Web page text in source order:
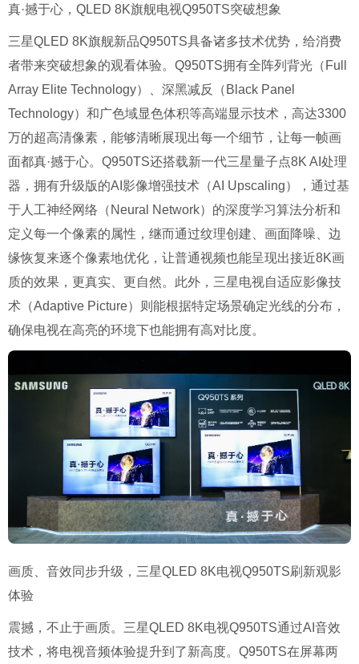
真·撼于心，QLED 8K旗舰电视Q950TS突破想象
三星QLED 8K旗舰新品Q950TS具备诸多技术优势，给消费
者带来突破想象的观看体验。Q950TS拥有全阵列背光（Full
Array Elite Technology）、深黑减反（Black Panel
Technology）和广色域显色体积等高端显示技术，高达3300
万的超高清像素，能够清晰展现出每一个细节，让每一帧画
面都真·撼于心。Q950TS还搭载新一代三星量子点8K AI处理
器，拥有升级版的AI影像增强技术（AI Upscaling），通过基
于人工神经网络（Neural Network）的深度学习算法分析和
定义每一个像素的属性，继而通过纹理创建、画面降噪、边
缘恢复来逐个像素地优化，让普通视频也能呈现出接近8K画
质的效果，更真实、更自然。此外，三星电视自适应影像技
术（Adaptive Picture）则能根据特定场景确定光线的分布，
确保电视在高亮的环境下也能拥有高对比度。
画质、音效同步升级，三星QLED 8K电视Q950TS刷新观影
体验
震撼，不止于画质。三星QLED 8K电视Q950TS通过AI音效
技术，将电视音频体验提升到了新高度。Q950TS在屏幕两